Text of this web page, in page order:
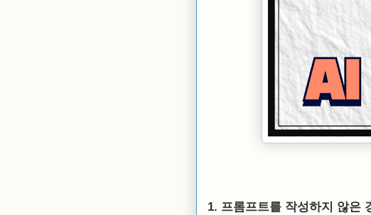
1. 프롬프트를 작성하지 않은